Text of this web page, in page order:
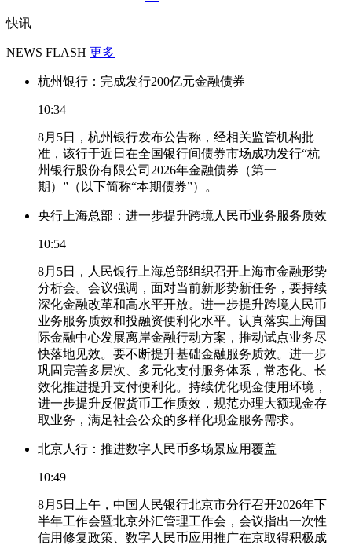
快讯
NEWS FLASH 更多
杭州银行：完成发行200亿元金融债券
10:34
8月5日，杭州银行发布公告称，经相关监管机构批
准，该行于近日在全国银行间债券市场成功发行“杭
州银行股份有限公司2026年金融债券（第一
期）”（以下简称“本期债券”）。
央行上海总部：进一步提升跨境人民币业务服务质效
10:54
8月5日，人民银行上海总部组织召开上海市金融形势
分析会。会议强调，面对当前新形势新任务，要持续
深化金融改革和高水平开放。进一步提升跨境人民币
业务服务质效和投融资便利化水平。认真落实上海国
际金融中心发展离岸金融行动方案，推动试点业务尽
快落地见效。要不断提升基础金融服务质效。进一步
巩固完善多层次、多元化支付服务体系，常态化、长
效化推进提升支付便利化。持续优化现金使用环境，
进一步提升反假货币工作质效，规范办理大额现金存
取业务，满足社会公众的多样化现金服务需求。
北京人行：推进数字人民币多场景应用覆盖
10:49
8月5日上午，中国人民银行北京市分行召开2026年下
半年工作会暨北京外汇管理工作会，会议指出一次性
信用修复政策、数字人民币应用推广在京取得积极成